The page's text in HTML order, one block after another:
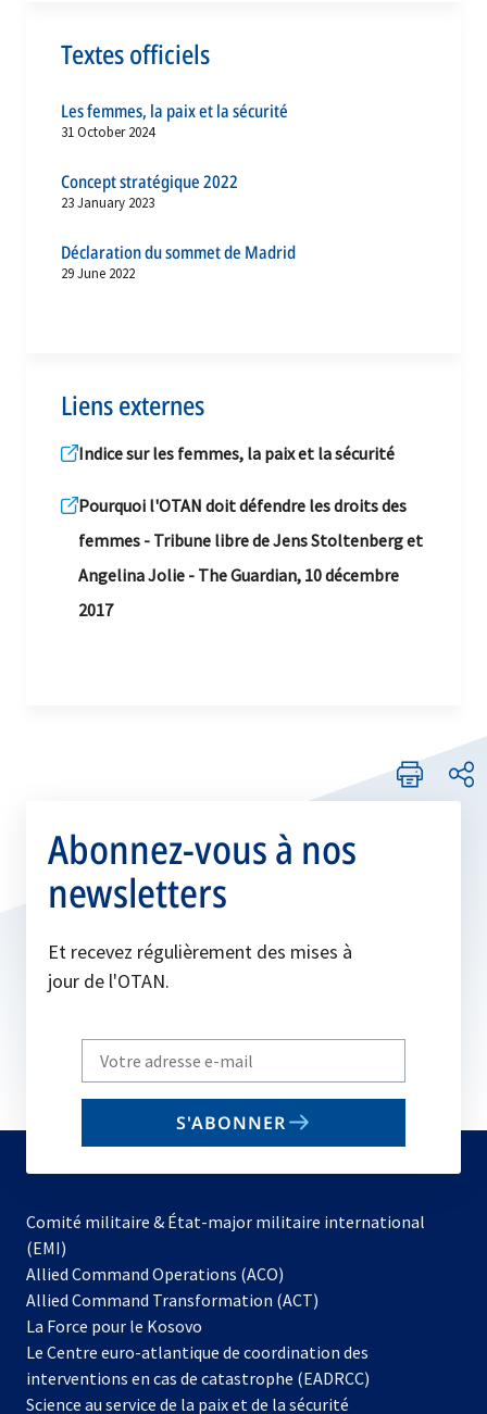
Textes officiels
Les femmes, la paix et la sécurité
31 October 2024
Concept stratégique 2022
23 January 2023
Déclaration du sommet de Madrid
29 June 2022
Liens externes
Indice sur les femmes, la paix et la sécurité
Pourquoi l'OTAN doit défendre les droits des
femmes - Tribune libre de Jens Stoltenberg et
Angelina Jolie - The Guardian, 10 décembre
2017
Abonnez-vous à nos
newsletters
Et recevez régulièrement des mises à
jour de l'OTAN.
Write
your
email
S'ABONNER
Comité militaire & État-major militaire international
(EMI)
Allied Command Operations (ACO)
dans
nouvel
onglet
Allied Command Transformation (ACT)
La Force pour le Kosovo
dans
un
nouvel
Le Centre euro-atlantique de coordination des
interventions en cas de catastrophe (EADRCC)
Science au service de la paix et de la sécurité